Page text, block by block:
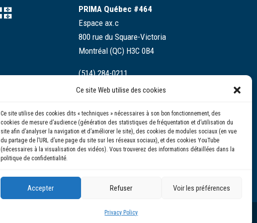
Ce site Web utilise des cookies
Ce site utilise des cookies dits « techniques » nécessaires à son bon fonctionnement, des
cookies de mesure d’audience (génération des statistiques de fréquentation et d’utilisation du
site afin d’analyser la navigation et d’améliorer le site), des cookies de modules sociaux (en vue
du partage de l’URL d’une page du site sur les réseaux sociaux), et des cookies YouTube
(nécessaires à la visualisation des vidéos). Vous trouverez des informations détaillées dans la
politique de confidentialité.
Accepter Refuser Voir les préférences
Privacy Policy
PRIMA Québec #464
Espace ax.c
800 rue du Square-Victoria
Montréal (QC) H3C 0B4
(514) 284-0211
info@prima.ca